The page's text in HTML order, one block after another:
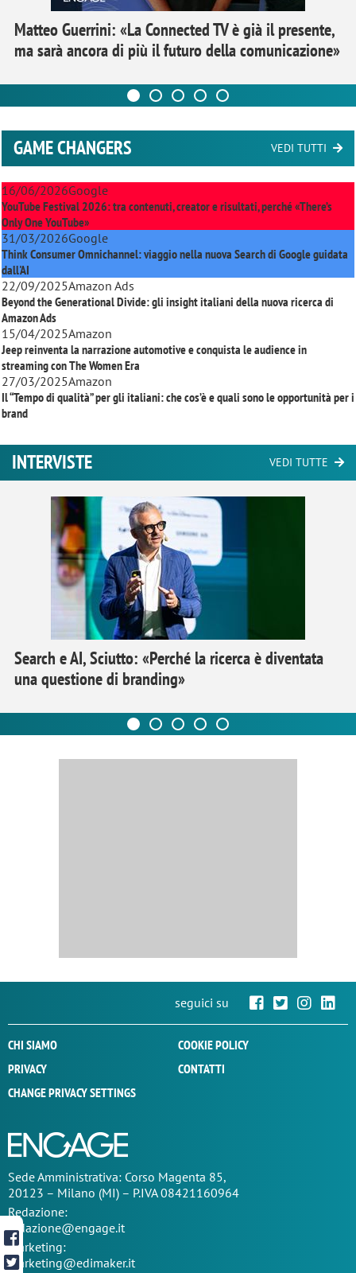
Matteo Guerrini: «La Connected TV è già il presente,
ma sarà ancora di più il futuro della comunicazione»
GAME CHANGERS VEDI TUTTI
16/06/2026Google
YouTube Festival 2026: tra contenuti, creator e risultati, perché «There’s
Only One YouTube»
31/03/2026Google
Think Consumer Omnichannel: viaggio nella nuova Search di Google guidata
dall'AI
22/09/2025Amazon Ads
Beyond the Generational Divide: gli insight italiani della nuova ricerca di
Amazon Ads
15/04/2025Amazon
Jeep reinventa la narrazione automotive e conquista le audience in
streaming conThe Women Era
27/03/2025Amazon
Il “Tempo di qualità” per gli italiani: che cos’è e quali sono le opportunità per i
brand
INTERVISTE VEDI TUTTE
Search e AI, Sciutto: «Perché la ricerca è diventata
una questione di branding»
seguici su
CHI SIAMO
COOKIE POLICY
PRIVACY
CONTATTI
CHANGE PRIVACY SETTINGS
SedeAmministrativa: Corso Magenta 85,
20123 – Milano (MI) – P.IVA 08421160964
Redazione:
redazione@engage.it
Marketing:
marketing@edimaker.it